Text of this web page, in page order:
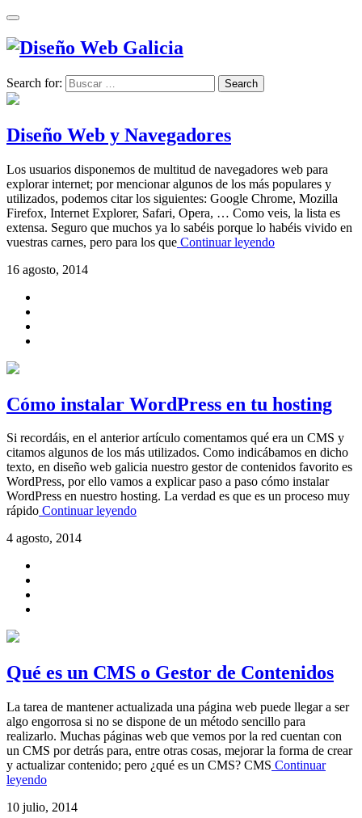
Search for:
Diseño Web y Navegadores
Los usuarios disponemos de multitud de navegadores web para
explorar internet; por mencionar algunos de los más populares y
utilizados, podemos citar los siguientes: Google Chrome, Mozilla
Firefox, Internet Explorer, Safari, Opera, … Como veis, la lista es
extensa. Seguro que muchos ya lo sabéis porque lo habéis vivido en
vuestras carnes, pero para los que Continuar leyendo
16 agosto, 2014
Cómo instalar WordPress en tu hosting
Si recordáis, en el anterior artículo comentamos qué era un CMS y
citamos algunos de los más utilizados. Como indicábamos en dicho
texto, en diseño web galicia nuestro gestor de contenidos favorito es
WordPress, por ello vamos a explicar paso a paso cómo instalar
WordPress en nuestro hosting. La verdad es que es un proceso muy
rápido Continuar leyendo
4 agosto, 2014
Qué es un CMS o Gestor de Contenidos
La tarea de mantener actualizada una página web puede llegar a ser
algo engorrosa si no se dispone de un método sencillo para
realizarlo. Muchas páginas web que vemos por la red cuentan con
un CMS por detrás para, entre otras cosas, mejorar la forma de crear
y actualizar contenido; pero ¿qué es un CMS? CMS Continuar
leyendo
10 julio, 2014